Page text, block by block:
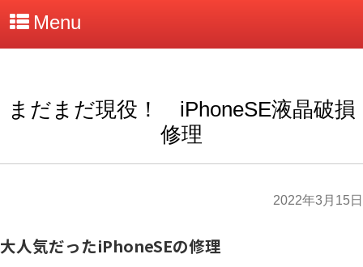
Menu
まだまだ現役！ iPhoneSE液晶破損
修理
2022年3月15日
大人気だったiPhoneSEの修理